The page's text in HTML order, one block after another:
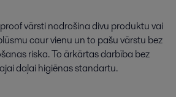
vārsti nodrošina divu produktu vai
caur vienu un to pašu vārstu bez
riska. To ārkārtas darbība bez
daļai higiēnas standartu.